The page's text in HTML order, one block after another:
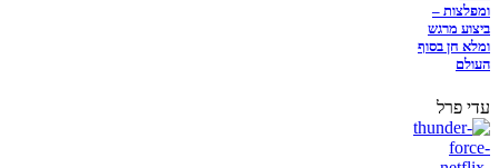
ומפלצות –
ביצוע מרגש
ומלא חן בסוף
העולם
עדי פרל